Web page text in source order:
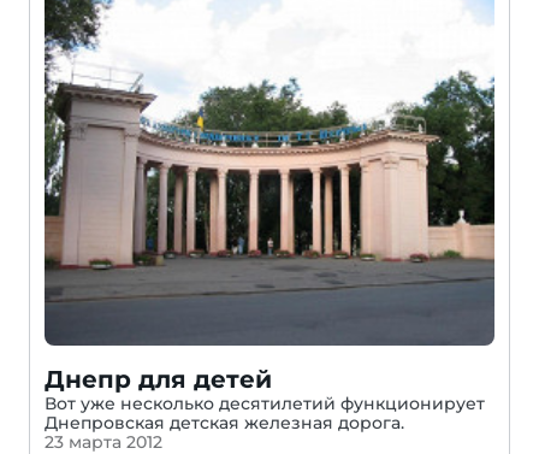
Днепр для детей
Вот уже несколько десятилетий функционирует
Днепровская детская железная дорога.
23 марта 2012